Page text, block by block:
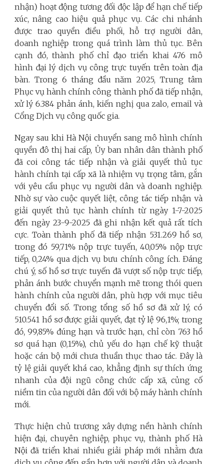
nhận) hoạt động tương đối độc lập để hạn chế tiếp
xúc, nâng cao hiệu quả phục vụ. Các chi nhánh
được trao quyền điều phối, hỗ trợ người dân,
doanh nghiệp trong quá trình làm thủ tục. Bên
cạnh đó, thành phố chỉ đạo triển khai 476 mô
hình đại lý dịch vụ công trực tuyến trên toàn địa
bàn. Trong 6 tháng đầu năm 2025, Trung tâm
Phục vụ hành chính công thành phố đã tiếp nhận,
xử lý 6.384 phản ánh, kiến nghị qua zalo, email và
Cổng Dịch vụ công quốc gia.
Ngay sau khi Hà Nội chuyển sang mô hình chính
quyền đô thị hai cấp, Ủy ban nhân dân thành phố
đã coi công tác tiếp nhận và giải quyết thủ tục
hành chính tại cấp xã là nhiệm vụ trọng tâm, gắn
với yêu cầu phục vụ người dân và doanh nghiệp.
Nhờ sự vào cuộc quyết liệt, công tác tiếp nhận và
giải quyết thủ tục hành chính từ ngày 1-7-2025
đến ngày 23-9-2025 đã ghi nhận kết quả rất tích
cực. Toàn thành phố đã tiếp nhận 531.269 hồ sơ,
trong đó 59,71% nộp trực tuyến, 40,05% nộp trực
tiếp, 0,24% qua dịch vụ bưu chính công ích. Đáng
chú ý, số hồ sơ trực tuyến đã vượt số nộp trực tiếp,
phản ánh bước chuyển mạnh mẽ trong thói quen
hành chính của người dân, phù hợp với mục tiêu
chuyển đổi số. Trong tổng số hồ sơ đã xử lý, có
510.541 hồ sơ được giải quyết, đạt tỷ lệ 96,1%; trong
đó, 99,85% đúng hạn và trước hạn, chỉ còn 763 hồ
sơ quá hạn (0,15%), chủ yếu do hạn chế kỹ thuật
hoặc cán bộ mới chưa thuần thục thao tác. Đây là
tỷ lệ giải quyết khá cao, khẳng định sự thích ứng
nhanh của đội ngũ công chức cấp xã, củng cố
niềm tin của người dân đối với bộ máy hành chính
mới.
Thực hiện chủ trương xây dựng nền hành chính
hiện đại, chuyên nghiệp, phục vụ, thành phố Hà
Nội đã triển khai nhiều giải pháp mới nhằm đưa